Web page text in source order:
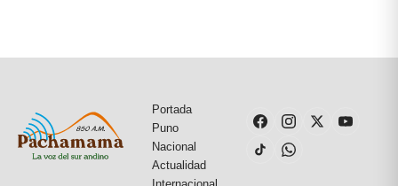
Portada
Puno
Nacional
Actualidad